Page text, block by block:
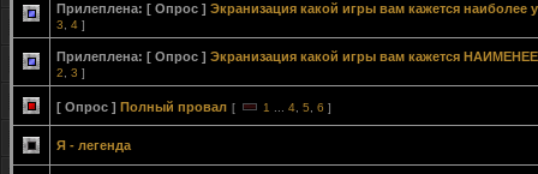
Прилеплена: [ Опрос ] Экранизация какой игры вам кажется наиболее
3 4 ]
Прилеплена: [ Опрос ] Экранизация какой игры вам кажется
2 3 ]
[ Опрос ] Полный провал [ 1 4 5 6 ]
Я - легенда